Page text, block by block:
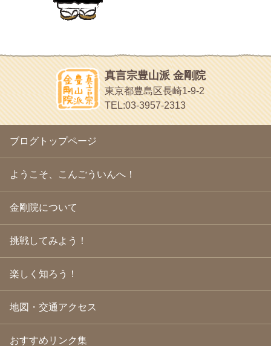
2010年10月(13)
(16)
2010年6月(18)
2010年5月(22)
2010年4月(25)
2010年3月
(22)
2010年2月(23)
2010年1月(23)
(18)
2009年11月
(20)
2009年10月(20)
2009年9月 (20)
2009年6月(22)
2009年5月(20)
2009年4月
(24)
2009年3月(21)
2009年2月(19)
2009年1月(25)
2008年10月
(31)
2008年9月(24)
2008年8月(24)
日本人の繊細な体質にあわせた、やさしく気持ちよい鍼灸治療で
ほうげん日記
放言じゃなくて和尚さんの名前だよ
面白いサイトみつけたよ。
ヘェ～という感じ
chocolab.Air♪DIALY
ラブラドールのワンちゃんがかわいいよ
真言宗豊山派 金剛院
東京都豊島区長崎1-9-2
TEL:03-3957-2313
ブログトップページ
ようこそ、こんごういんへ！
金剛院について
挑戦してみよう！
楽しく知ろう！
地図・交通アクセス
おすすめリンク集